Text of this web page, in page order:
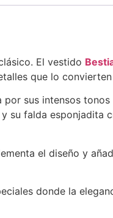
El vestido
que lo
sus intensos
falda esponjadita
el diseño y
donde la